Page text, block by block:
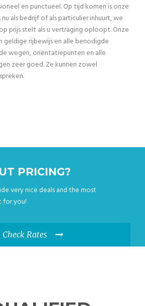
en punctueel. Op tijd komen is onze
als bedrijf of als particulier inhuurt, we
prijs stelt als u vertraging oploopt. Onze
geldige rijbewijs en alle benodigde
wegen, oriëntatiepunten en alle
zeer goed. Ze kunnen zowel
PRICING?
very nice deals and the most
for you!
Check Rates